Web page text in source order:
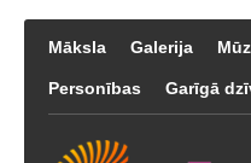
Māksla Galerija
Personības Garīgā